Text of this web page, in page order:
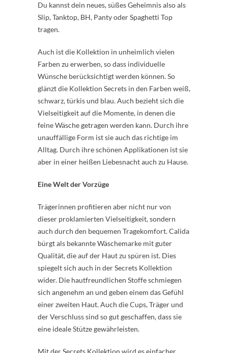
Du kannst dein neues, süßes Geheimnis also als
Slip, Tanktop, BH, Panty oder Spaghetti Top
tragen.
Auch ist die Kollektion in unheimlich vielen
Farben zu erwerben, so dass individuelle
Wünsche berücksichtigt werden können. So
glänzt die Kollektion Secrets in den Farben weiß,
schwarz, türkis und blau. Auch bezieht sich die
Vielseitigkeit auf die Momente, in denen die
feine Wäsche getragen werden kann. Durch ihre
unauffällige Form ist sie auch das richtige im
Alltag. Durch ihre schönen Applikationen ist sie
aber in einer heißen Liebesnacht auch zu Hause.
Eine Welt der Vorzüge
Trägerinnen profitieren aber nicht nur von
dieser proklamierten Vielseitigkeit, sondern
auch durch den bequemen Tragekomfort. Calida
bürgt als bekannte Wäschemarke mit guter
Qualität, die auf der Haut zu spüren ist. Dies
spiegelt sich auch in der Secrets Kollektion
wider. Die hautfreundlichen Stoffe schmiegen
sich angenehm an und geben einem das Gefühl
einer zweiten Haut. Auch die Cups, Träger und
der Verschluss sind so gut geschaffen, dass sie
eine ideale Stütze gewährleisten.
Mit der Secrets Kollektion wird es einfacher